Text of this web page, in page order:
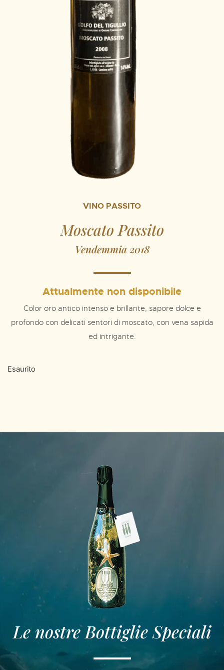
VINO PASSITO
Moscato Passito
Vendemmia 2018
Color oro antico intenso e brillante, sapore dolce e
profondo con delicati sentori di moscato, con vena sapida
ed intrigante.
Esaurito
Le nostre Bottiglie Speciali